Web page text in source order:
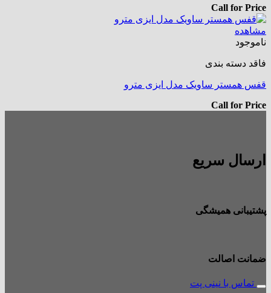
Call for Price
مشاهده
ناموجود
فاقد دسته بندی
قفس همستر ساویک مدل ایزی مترو
Call for Price
ارسال سریع
پشتیبانی همیشگی
ضمانت اصالت
تماس با نینی پت